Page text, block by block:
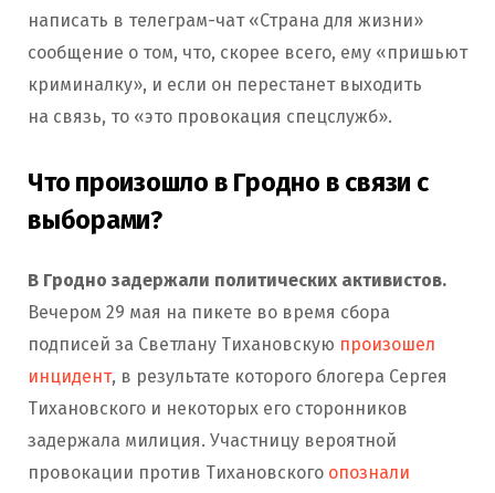
написать в телеграм-чат «Страна для жизни»
сообщение о том, что, скорее всего, ему «пришьют
криминалку», и если он перестанет выходить
на связь, то «это провокация спецслужб».
Что произошло в Гродно в связи с
выборами?
В Гродно задержали политических активистов.
Вечером 29 мая на пикете во время сбора
подписей за Светлану Тихановскую произошел
инцидент, в результате которого блогера Сергея
Тихановского и некоторых его сторонников
задержала милиция. Участницу вероятной
провокации против Тихановского опознали